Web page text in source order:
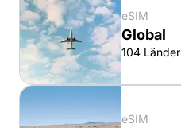
eSIM
Global
104 Länder
eSIM